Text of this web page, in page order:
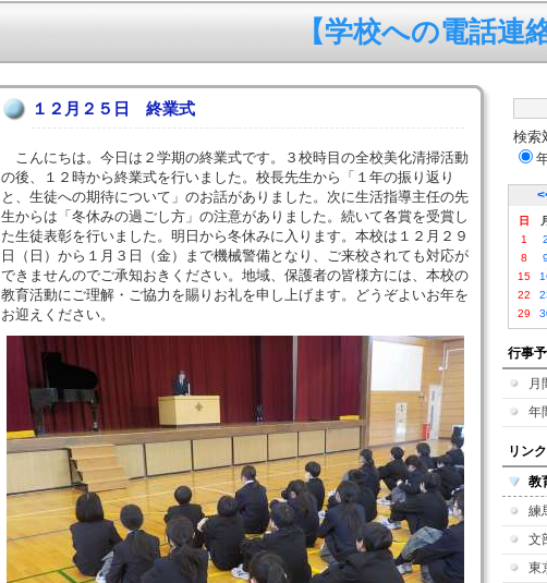
【学校への電話連
１２月２５日 終業式
こんにちは。今日は２学期の終業式です。３校時目の全校美化清掃活動
の後、１２時から終業式を行いました。校長先生から「１年の振り返り
と、生徒への期待について」のお話がありました。次に生活指導主任の先
生からは「冬休みの過ごし方」の注意がありました。続いて各賞を受賞し
た生徒表彰を行いました。明日から冬休みに入ります。本校は１２月２９
日（日）から１月３日（金）まで機械警備となり、ご来校されても対応が
できませんのでご承知おきください。地域、保護者の皆様方には、本校の
教育活動にご理解・ご協力を賜りお礼を申し上げます。どうぞよいお年を
お迎えください。
検索
日 月
1
2
8
9
15
22
29
行事
月
年
リンク
教
練
文
東